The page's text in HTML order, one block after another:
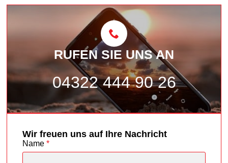
RUFEN SIE UNS AN
04322 444 90 26
Wir freuen uns auf Ihre Nachricht
Name *